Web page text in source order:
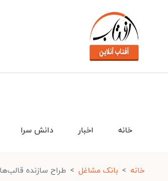
دانش سرا اخبار خانه
خانه بانک مشاغل طراح سازنده